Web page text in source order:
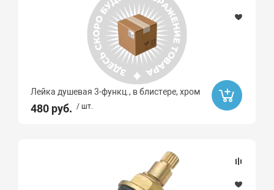
Лейка душевая 3-функц., в блистере, хром
480 руб. / шт.